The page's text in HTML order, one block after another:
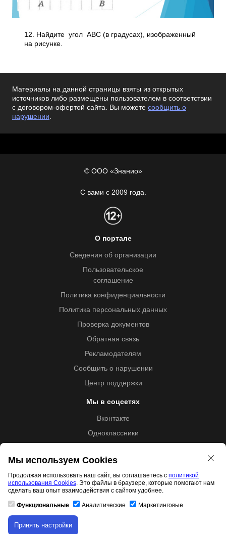
12. Найдите угол ABС (в градусах), изображенный
на рисунке.
Материалы на данной страницы взяты из открытых
источников либо размещены пользователем в соответствии
с договором-офертой сайта. Вы можете сообщить о
нарушении.
Скачивание материала доступно только для
© ООО «Знанио»
С вами с 2009 года.
О портале
Сведения об организации
Пользовательское
соглашение
Политика конфиденциальности
Политика персональных данных
Проверка документов
Обратная связь
Рекламодателям
Сообщить о нарушении
Центр поддержки
Мы в соцсетях
Вконтакте
Одноклассники
Образовательная лицензия №5257 от 09.09.2020 (Л035-
01253-67/00192487)
Свидетельство правообладателя товарного знака 11.01.2017
Мы используем Cookies
Продолжая использовать наш сайт, вы соглашаетесь с политикой
использования Cookies. Это файлы в браузере, которые помогают нам
сделать ваш опыт взаимодействия с сайтом удобнее.
Функциональные Аналитические Маркетинговые
Принять настройки